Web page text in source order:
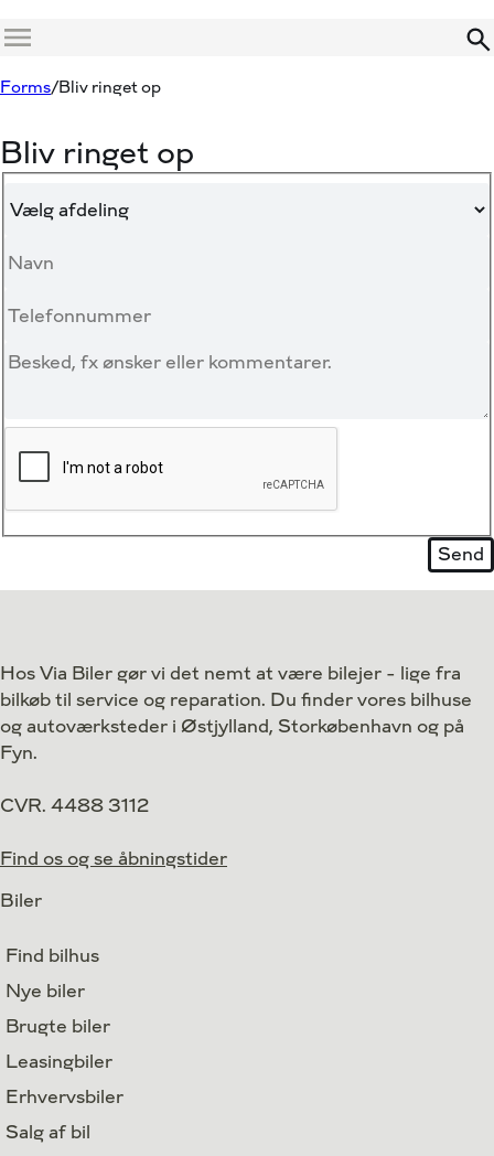
Menu
Forms Bliv ringet op
Bliv ringet op
Hos Via Biler gør vi det nemt at være bilejer - lige fra
bilkøb til service og reparation. Du finder vores bilhuse
og autoværksteder i Østjylland, Storkøbenhavn og på
Fyn.
CVR. 4488 3112
Find os og se åbningstider
Biler
Find bilhus
Nye biler
Brugte biler
Leasingbiler
Erhvervsbiler
Salg af bil